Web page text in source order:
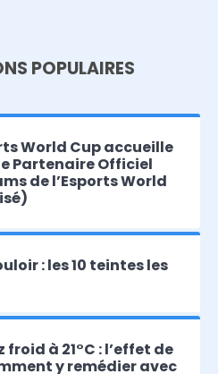
POPULAIRES
World Cup accueille
Partenaire Officiel
de l’Esports World
: les 10 teintes les
à 21°C : l’effet de
y remédier avec